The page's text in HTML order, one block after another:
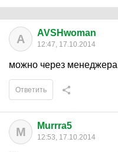
A AVSHwoman
12:47, 17.10.2014
можно через менеджера
Ответить
M Murrra5
12:53, 17.10.2014